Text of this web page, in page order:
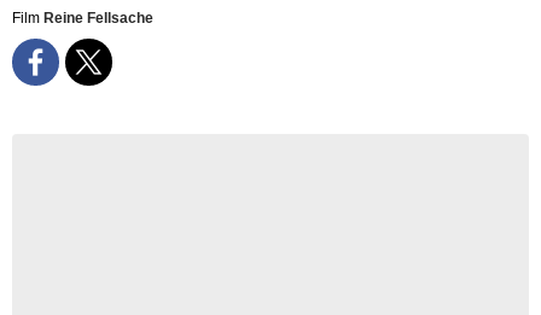
Film Reine Fellsache